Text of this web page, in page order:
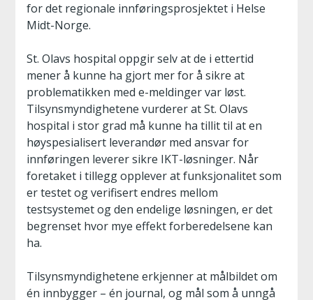
for det regionale innføringsprosjektet i Helse
Midt-Norge.
St. Olavs hospital oppgir selv at de i ettertid
mener å kunne ha gjort mer for å sikre at
problematikken med e-meldinger var løst.
Tilsynsmyndighetene vurderer at St. Olavs
hospital i stor grad må kunne ha tillit til at en
høyspesialisert leverandør med ansvar for
innføringen leverer sikre IKT-løsninger. Når
foretaket i tillegg opplever at funksjonalitet som
er testet og verifisert endres mellom
testsystemet og den endelige løsningen, er det
begrenset hvor mye effekt forberedelsene kan
ha.
Tilsynsmyndighetene erkjenner at målbildet om
én innbygger – én journal, og mål som å unngå